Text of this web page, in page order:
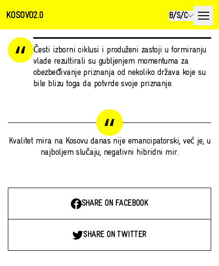
KOSOVO2.0 B/S/C
Česti izborni ciklusi i produženi zastoji u formiranju
vlade rezultirali su gubljenjem momentuma za
obezbeđivanje priznanja od nekoliko država koje su
bile blizu toga da potvrde svoje priznanje.
Kvalitet mira na Kosovu danas nije emancipatorski, već je, u
najboljem slučaju, negativni hibridni mir.
SHARE ON FACEBOOK
SHARE ON TWITTER